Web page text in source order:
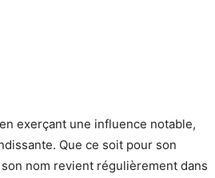
exerçant une influence notable,
Que ce soit pour son
nom revient régulièrement dans